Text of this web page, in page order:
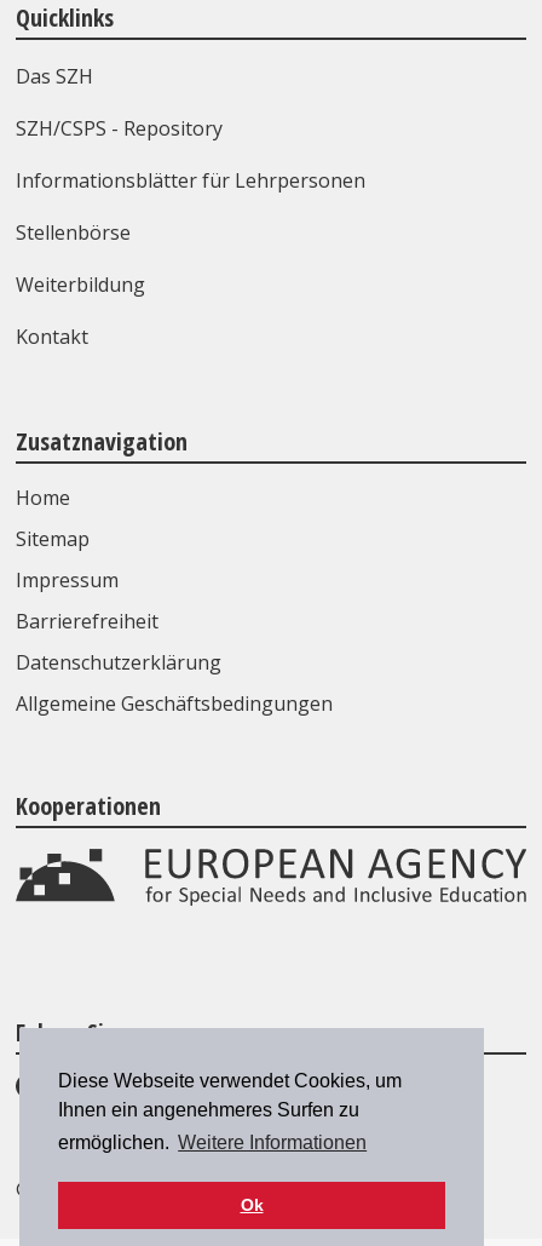
Diese Webseite verwendet Cookies, um
Ihnen ein angenehmeres Surfen zu
ermöglichen. Weitere Informationen
Ok
Quicklinks
Das SZH
SZH/CSPS - Repository
Informationsblätter für Lehrpersonen
Stellenbörse
Weiterbildung
Kontakt
Zusatznavigation
Home
Sitemap
Impressum
Barrierefreiheit
Datenschutzerklärung
Allgemeine Geschäftsbedingungen
Kooperationen
Folgen Sie uns
© 2026 SZH/CSPS|szh@szh.ch